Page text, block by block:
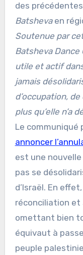
des
Batshevaen
Soutenue par
Batsheva
utile et actif
jamais
d’occupation,
plus qu’elle n’a
Le communiqué
annoncer
est une
pas se
d’Israël. En
réconciliation et
omettant bien
équivaut à
peuple